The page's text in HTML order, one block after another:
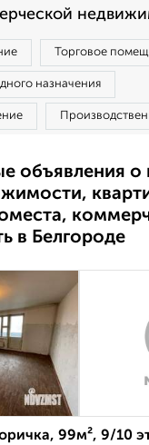
Торговое
назначения
объявления о
в Белгороде
99м², 9/10